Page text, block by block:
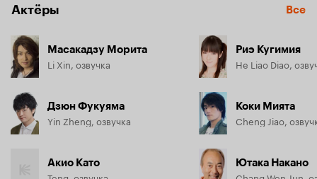
Актёры Все
Масакадзу Морита
Li Xin, озвучка
Дзюн Фукуяма
Yin Zheng, озвучка
Акио Като
Риэ Кугимия
He Liao Diao,
Коки Мията
Cheng Jiao,
Ютака Накано